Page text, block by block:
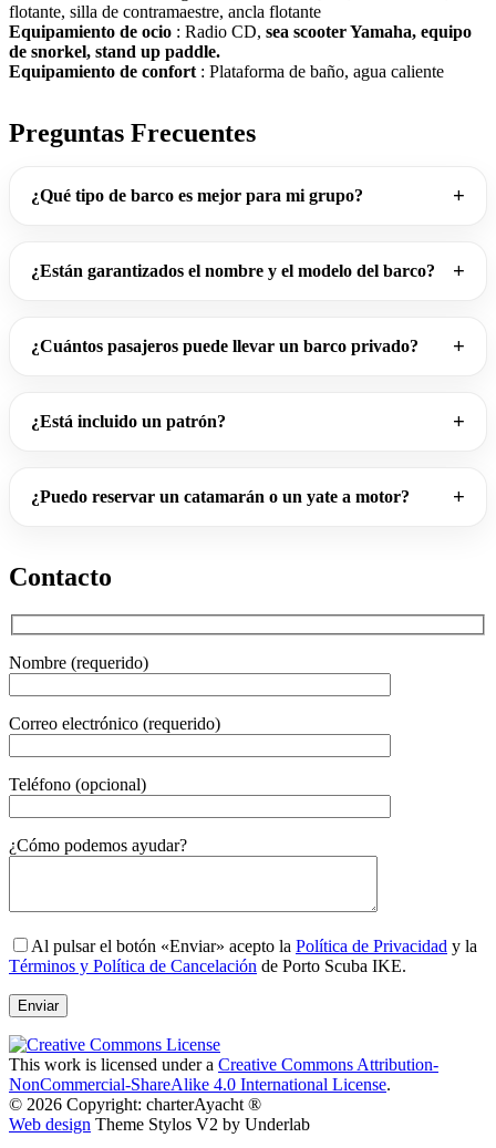
flotante, silla de contramaestre, ancla flotante
Equipamiento de ocio : Radio CD, sea scooter Yamaha, equipo
de snorkel, stand up paddle.
Equipamiento de confort : Plataforma de baño, agua caliente
Preguntas Frecuentes
¿Qué tipo de barco es mejor para mi grupo?
¿Están garantizados el nombre y el modelo del barco?
¿Cuántos pasajeros puede llevar un barco privado?
¿Está incluido un patrón?
¿Puedo reservar un catamarán o un yate a motor?
Contacto
Nombre (requerido)
Correo electrónico (requerido)
Teléfono (opcional)
Gender
¿Cómo podemos ayudar?
Al pulsar el botón «Enviar» acepto la Política de Privacidad y la
Términos y Política de Cancelación de Porto Scuba IKE.
This work is licensed under a Creative Commons Attribution-
NonCommercial-ShareAlike 4.0 International License.
© 2026 Copyright: charterAyacht ®
Web design Theme Stylos V2 by Underlab